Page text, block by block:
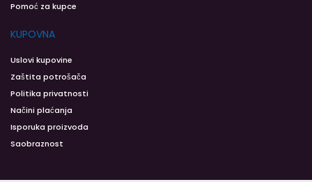
Pomoć za kupce
KUPOVNA
Uslovi kupovine
Zaštita potrošača
Politika privatnosti
Načini plaćanja
Isporuka proizvoda
Saobraznost